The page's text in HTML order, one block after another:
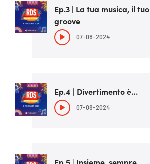
Ep.3 | La tua musica, il tuo
groove
07-08-2024
Ep.4 | Divertimento è…
07-08-2024
Ep.5 | Insieme, sempre